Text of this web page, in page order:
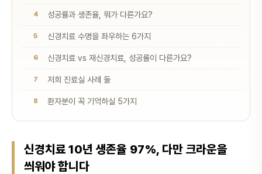
성공률과 생존율, 뭐가 다른가요?
신경치료 수명을 좌우하는 6가지
신경치료 vs 재신경치료, 성공률이 다른가요?
저희 진료실 사례 둘
환자분이 꼭 기억하실 5가지
신경치료 10년 생존율 97%, 다만 크라운을
씌워야 합니다